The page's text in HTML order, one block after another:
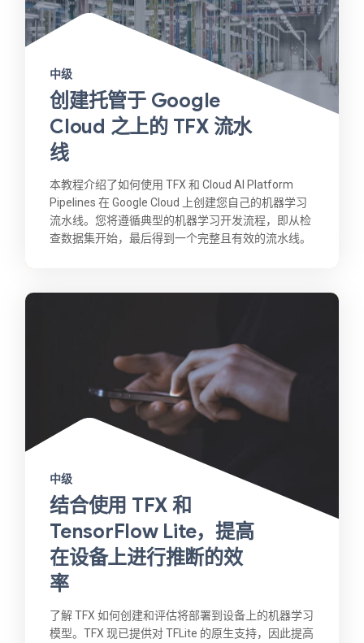
中级
创建托管于 Google
Cloud 之上的 TFX 流水
线
本教程介绍了如何使用 TFX 和 Cloud AI Platform
Pipelines 在 Google Cloud 上创建您自己的机器学习
流水线。您将遵循典型的机器学习开发流程，即从检
查数据集开始，最后得到一个完整且有效的流水线。
中级
结合使用 TFX 和
TensorFlow Lite，提高
在设备上进行推断的效
率
了解 TFX 如何创建和评估将部署到设备上的机器学习
模型。TFX 现已提供对 TFLite 的原生支持，因此提高